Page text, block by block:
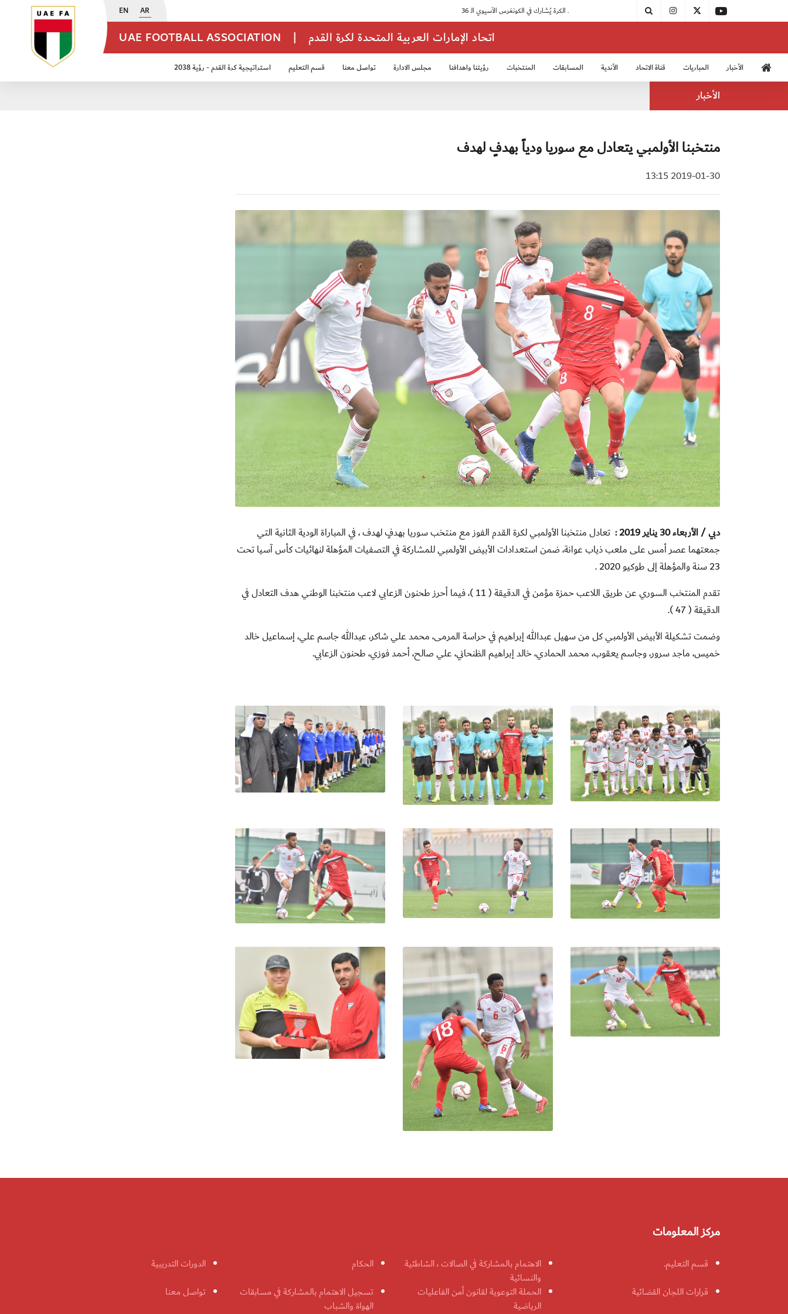
EN AR
UAE FOOTBALL ASSOCIATION | اتحاد الإمارات العربية المتحدة لكرة القدم
الأخبار المباريات قناة الاتحاد الأندية المسابقات المنتخبات رؤيتنا واهدافنا مجلس الادارة تواصل معنا قسم التعليم استراتيجية كرة القدم - رؤية 2038
الأخبار
منتخبنا الأولمبي يتعادل مع سوريا ودياً بهدفٍ لهدف
2019-01-30 13:15
دبي / الأربعاء 30 يناير 2019 :
تعادل منتخبنا الأولمبي لكرة القدم الفوز مع منتخب سوريا بهدفٍ لهدف ، في المباراة الودية الثانية التي
جمعتهما عصر أمس على ملعب ذياب عوانة، ضمن استعدادات الأبيض الأولمبي للمشاركة في التصفيات المؤهلة لنهائيات كأس آسيا تحت
23 سنة والمؤهلة إلى طوكيو 2020 .
تقدم المنتخب السوري عن طريق اللاعب حمزة مؤمن في الدقيقة ( 11 )، فيما أحرز طحنون الزعابي لاعب منتخبنا الوطني هدف التعادل في
الدقيقة ( 47 ).
وضمت تشكيلة الأبيض الأولمبي كل من سهيل عبدالله إبراهيم في حراسة المرمى، محمد علي شاكر، عبدالله جاسم علي، إسماعيل خالد
خميس، ماجد سرور، وجاسم يعقوب، محمد الحمادي، خالد إبراهيم الظنحاني، علي صالح، أحمد فوزي، طحنون الزعابي.
مركز المعلومات
قسم التعليم.
الاهتمام بالمشاركة في الصالات ، الشاطئية
والنسائية
الحكام
الدورات التدريبية
قرارات اللجان القضائية
الحملة التوعوية لقانون أمن الفاعليات
الرياضية
تسجيل الاهتمام بالمشاركة في مسابقات
الهواة والشباب
تواصل معنا